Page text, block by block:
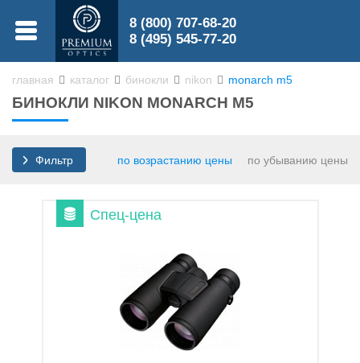
МЕНЮ
0
0
8 (800) 707-68-20
8 (495) 545-77-20
главная каталог бинокли nikon monarch m5
БИНОКЛИ NIKON MONARCH M5
Фильтр по возрастанию цены по убыванию цены
Спец-цена